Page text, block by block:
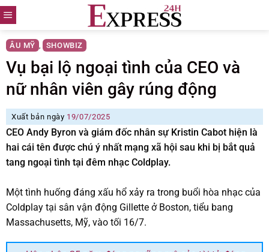
Skip
to
content
ÂU MỸ , SHOWBIZ
Vụ bại lộ ngoại tình của CEO và
nữ nhân viên gây rúng động
Xuất bản ngày 19/07/2025
CEO Andy Byron và giám đốc nhân sự Kristin Cabot hiện là
hai cái tên được chú ý nhất mạng xã hội sau khi bị bắt quả
tang ngoại tình tại đêm nhạc Coldplay.
Một tình huống đáng xấu hổ xảy ra trong buổi hòa nhạc của
Coldplay tại sân vận động Gillette ở Boston, tiểu bang
Massachusetts, Mỹ, vào tối 16/7.